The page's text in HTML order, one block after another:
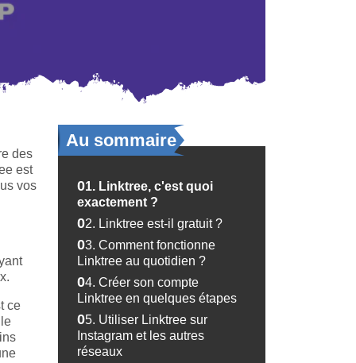
des
est
vos
ce
Au sommaire
01. Linktree, c'est quoi
exactement ?
02. Linktree est-il gratuit ?
03. Comment fonctionne
Linktree au quotidien ?
04. Créer son compte
Linktree en quelques étapes
05. Utiliser Linktree sur
Instagram et les autres
réseaux